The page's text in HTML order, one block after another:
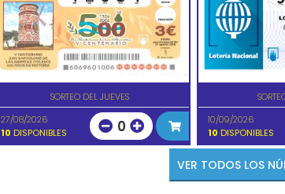
SORTEO DEL JUEVES
27/08/2026
10 DISPONIBLES 0
10/09/2026
10 DISPONIBLES
VER